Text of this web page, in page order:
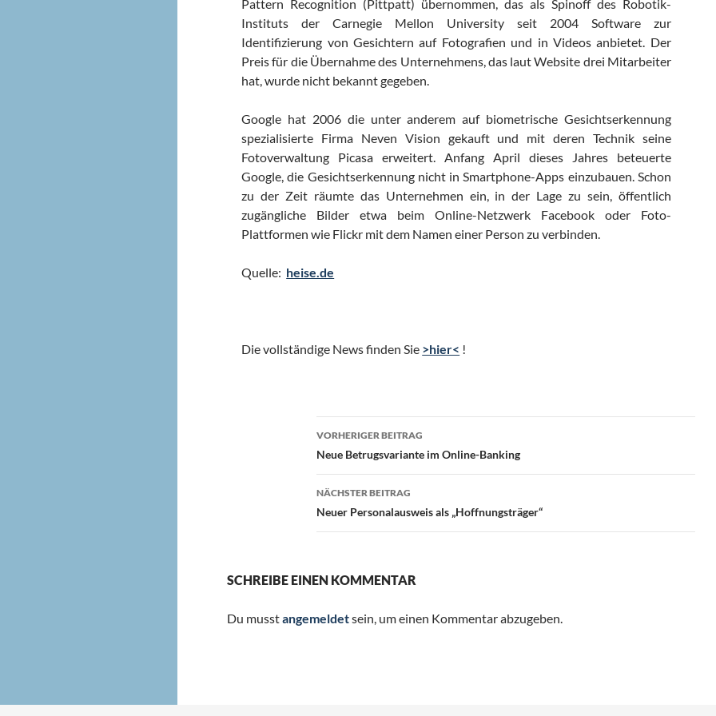
Pattern Recognition (Pittpatt) übernommen, das als Spinoff des Robotik-
Instituts der Carnegie Mellon University seit 2004 Software zur
Identifizierung von Gesichtern auf Fotografien und in Videos anbietet. Der
Preis für die Übernahme des Unternehmens, das laut Website drei Mitarbeiter
hat, wurde nicht bekannt gegeben.
Google hat 2006 die unter anderem auf biometrische Gesichtserkennung
spezialisierte Firma Neven Vision gekauft und mit deren Technik seine
Fotoverwaltung Picasa erweitert. Anfang April dieses Jahres beteuerte
Google, die Gesichtserkennung nicht in Smartphone-Apps einzubauen. Schon
zu der Zeit räumte das Unternehmen ein, in der Lage zu sein, öffentlich
zugängliche Bilder etwa beim Online-Netzwerk Facebook oder Foto-
Plattformen wie Flickr mit dem Namen einer Person zu verbinden.
Quelle: heise.de
Die vollständige News finden Sie >hier< !
Beitragsnavigation
VORHERIGER BEITRAG
Neue Betrugsvariante im Online-Banking
NÄCHSTER BEITRAG
Neuer Personalausweis als „Hoffnungsträger“
SCHREIBE EINEN KOMMENTAR
Du musstangemeldetsein, um einen Kommentar abzugeben.